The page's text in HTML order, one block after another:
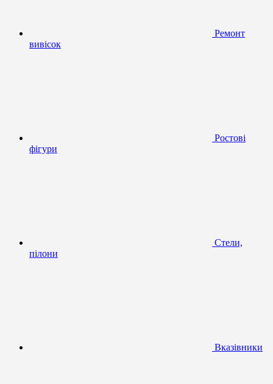
Ремонт
вивісок
Ростові
фігури
Стели,
пілони
Вказівники